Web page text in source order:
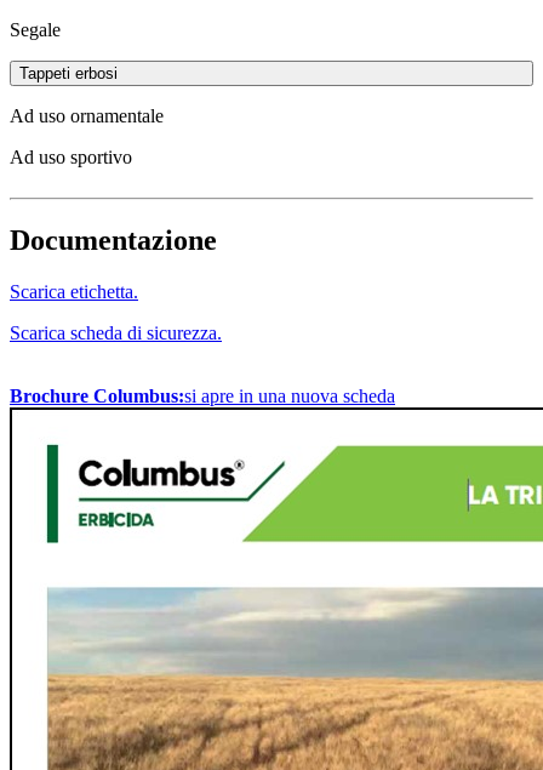
Segale
Tappeti erbosi
Ad uso ornamentale
Ad uso sportivo
Documentazione
Scarica etichetta.
Scarica scheda di sicurezza.
Brochure Columbus:si apre in una nuova scheda